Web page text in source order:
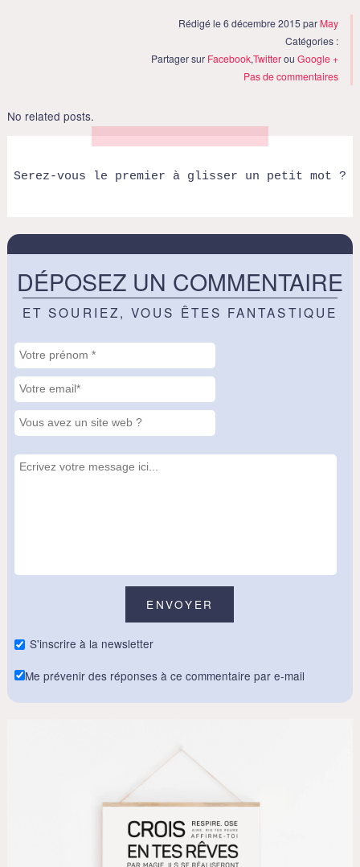
Rédigé le 6 décembre 2015 par May
Catégories :
Partager sur Facebook,TwitterouGoogle +
Pas de commentaires
No related posts.
Serez-vous le premier à glisser un petit mot ?
DÉPOSEZ UN COMMENTAIRE
ET SOURIEZ, VOUS ÊTES FANTASTIQUE
S'inscrire à la newsletter
Me prévenir des réponses à ce commentaire par e-mail